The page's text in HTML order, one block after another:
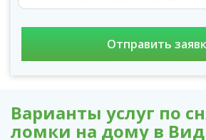
Варианты услуг по
ломки на дому в